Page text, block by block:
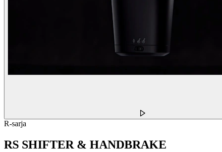
R-sarja
RS SHIFTER & HANDBRAKE